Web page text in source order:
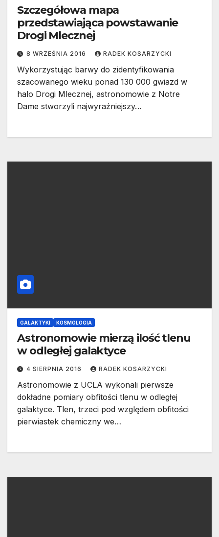
Szczegółowa mapa
przedstawiająca powstawanie
Drogi Mlecznej
8 WRZEŚNIA 2016 RADEK KOSARZYCKI
Wykorzystując barwy do zidentyfikowania
szacowanego wieku ponad 130 000 gwiazd w
halo Drogi Mlecznej, astronomowie z Notre
Dame stworzyli najwyraźniejszy…
GALAKTYKI KOSMOLOGIA
Astronomowie mierzą ilość tlenu
w odległej galaktyce
4 SIERPNIA 2016 RADEK KOSARZYCKI
Astronomowie z UCLA wykonali pierwsze
dokładne pomiary obfitości tlenu w odległej
galaktyce. Tlen, trzeci pod względem obfitości
pierwiastek chemiczny we…